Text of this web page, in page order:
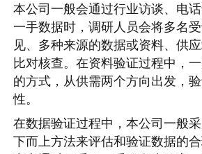
本公司一般会通过行业访谈、电
一手数据时，调研人员会将多名
见、多种来源的数据或资料、供
比对核查。在资料验证过程中，
的方式，从供需两个方向出发，
性。
在数据验证过程中，本公司一般
下而上方法来评估和验证数据的